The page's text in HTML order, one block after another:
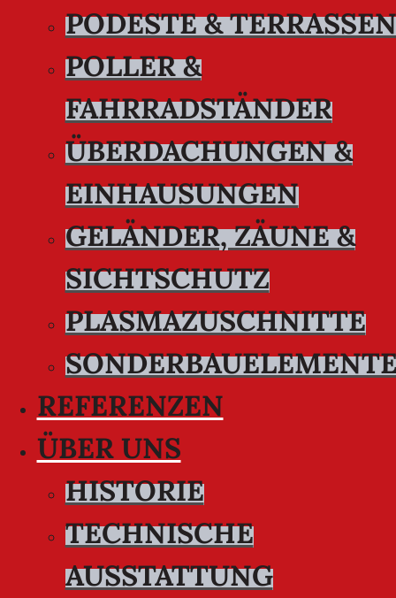
PODESTE & TERRASSEN
POLLER &
FAHRRADSTÄNDER
ÜBERDACHUNGEN &
EINHAUSUNGEN
GELÄNDER, ZÄUNE &
SICHTSCHUTZ
PLASMAZUSCHNITTE
REFERENZEN
ÜBER UNS
HISTORIE
TECHNISCHE
AUSSTATTUNG